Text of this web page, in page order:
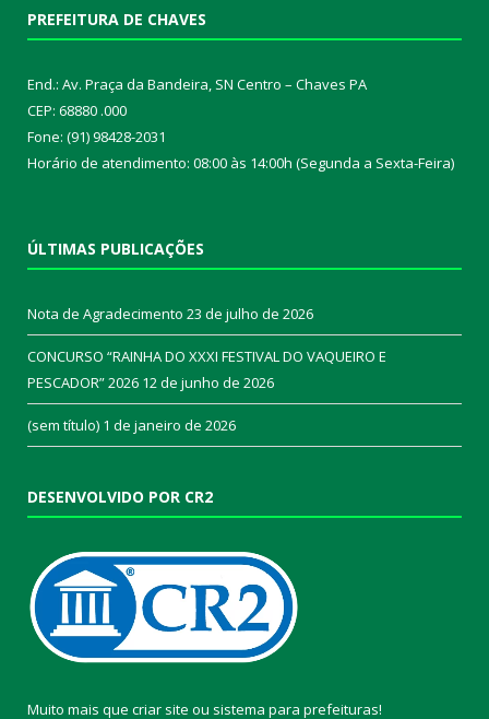
PREFEITURA DE CHAVES
End.: Av. Praça da Bandeira, SN Centro – Chaves PA
CEP: 68880 .000
Fone: (91) 98428-2031
Horário de atendimento: 08:00 às 14:00h (Segunda a Sexta-Feira)
ÚLTIMAS PUBLICAÇÕES
Nota de Agradecimento 23 de julho de 2026
CONCURSO “RAINHA DO XXXI FESTIVAL DO VAQUEIRO E
PESCADOR” 2026 12 de junho de 2026
(sem título) 1 de janeiro de 2026
DESENVOLVIDO POR CR2
Muito mais que criar site ou sistema para prefeituras!